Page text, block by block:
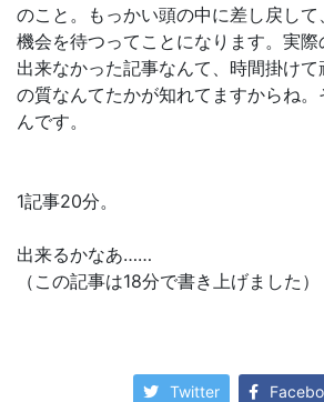
のこと。もっかい頭の中に差し戻し
機会を待つってことになります。実
出来なかった記事なんて、時間掛け
の質なんてたかが知れてますからね。
んです。
1記事20分。
出来るかなあ……
（この記事は18分で書き上げました）
Twitter